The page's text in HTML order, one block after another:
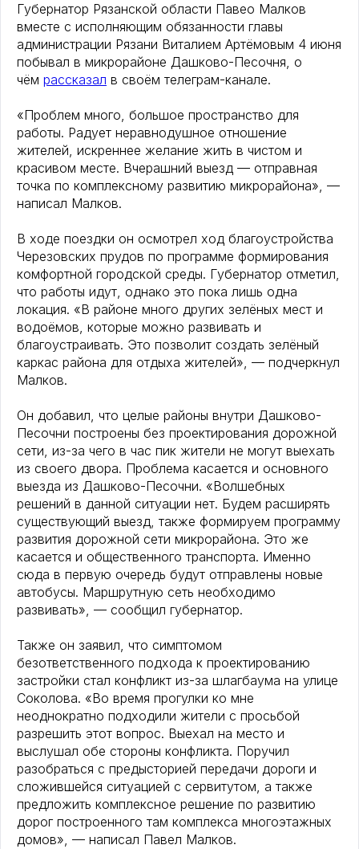
Губернатор Рязанской области Павео Малков
вместе с исполняющим обязанности главы
администрации Рязани Виталием Артёмовым 4 июня
побывал в микрорайоне Дашково-Песочня, о
чём рассказал в своём телеграм-канале.
«Проблем много, большое пространство для
работы. Радует неравнодушное отношение
жителей, искреннее желание жить в чистом и
красивом месте. Вчерашний выезд — отправная
точка по комплексному развитию микрорайона», —
написал Малков.
В ходе поездки он осмотрел ход благоустройства
Черезовских прудов по программе формирования
комфортной городской среды. Губернатор отметил,
что работы идут, однако это пока лишь одна
локация. «В районе много других зелёных мест и
водоёмов, которые можно развивать и
благоустраивать. Это позволит создать зелёный
каркас района для отдыха жителей», — подчеркнул
Малков.
Он добавил, что целые районы внутри Дашково-
Песочни построены без проектирования дорожной
сети, из-за чего в час пик жители не могут выехать
из своего двора. Проблема касается и основного
выезда из Дашково-Песочни. «Волшебных
решений в данной ситуации нет. Будем расширять
существующий выезд, также формируем программу
развития дорожной сети микрорайона. Это же
касается и общественного транспорта. Именно
сюда в первую очередь будут отправлены новые
автобусы. Маршрутную сеть необходимо
развивать», — сообщил губернатор.
Также он заявил, что симптомом
безответственного подхода к проектированию
застройки стал конфликт из-за шлагбаума на улице
Соколова. «Во время прогулки ко мне
неоднократно подходили жители с просьбой
разрешить этот вопрос. Выехал на место и
выслушал обе стороны конфликта. Поручил
разобраться с предысторией передачи дороги и
сложившейся ситуацией с сервитутом, а также
предложить комплексное решение по развитию
дорог построенного там комплекса многоэтажных
домов», — написал Павел Малков.